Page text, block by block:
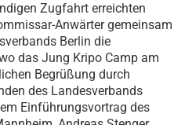
Zugfahrt erreichten
Anwärter gemeinsam
Berlin die
das Jung Kripo Camp am
Begrüßung durch
des Landesverbands
Einführungsvortrag des